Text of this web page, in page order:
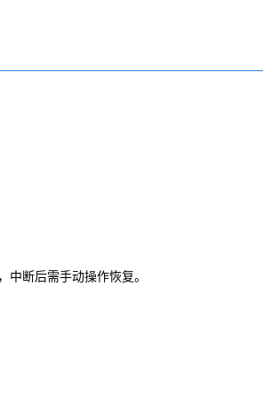
断后需手动操作恢复。